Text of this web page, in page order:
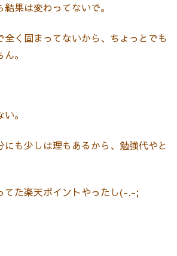
果は変わってないで。
全く固まってないから、ちょっとでも
。
。
にも少しは理もあるから、勉強代やと
てた楽天ポイントやったし(-.-;